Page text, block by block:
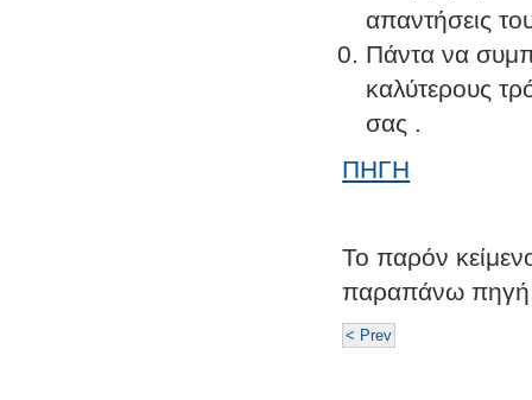
απαντήσεις
Πάντα να
καλύτερους
σας .
ΠΗΓΗ
Το παρόν
παραπάνω
< Prev